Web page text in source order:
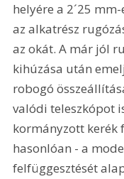
helyére a 2´25
az alkatrész
az okát. A már jól
kihúzása után
robogó
valódi teleszkópot
kormányzott kerék
hasonlóan - a
felfüggesztését